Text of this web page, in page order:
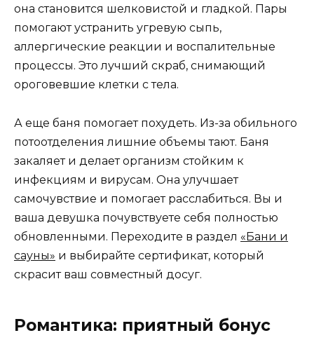
она становится шелковистой и гладкой. Пары
помогают устранить угревую сыпь,
аллергические реакции и воспалительные
процессы. Это лучший скраб, снимающий
ороговевшие клетки с тела.
А еще баня помогает похудеть. Из-за обильного
потоотделения лишние объемы тают. Баня
закаляет и делает организм стойким к
инфекциям и вирусам. Она улучшает
самочувствие и помогает расслабиться. Вы и
ваша девушка почувствуете себя полностью
обновленными. Переходите в раздел «Бани и
сауны» и выбирайте сертификат, который
скрасит ваш совместный досуг.
Романтика: приятный бонус